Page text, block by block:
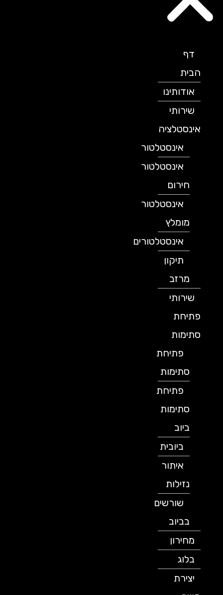
הבית
אודותינו
שירותי
אינסטלציה
אינסטלטור
אינסטלטור
חירום
אינסטלטור
מומלץ
אינסטלטורים
תיקון
מרזב
שירותי
פתיחת
סתימות
פתיחת
סתימות
פתיחת
סתימות
ביובית
איתור
נזילות
שורשים
בביוב
מחירון
יצירת